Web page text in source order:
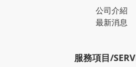
公司介紹
最新消息
服務項目/